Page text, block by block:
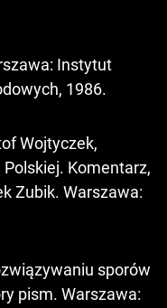
Instytut
1986.
Wojtyczek,
Komentarz,
Zubik. Warszawa:
sporów
pism. Warszawa: